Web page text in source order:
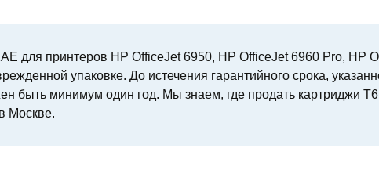
для принтеров HP OfficeJet 6950, HP OfficeJet 6960 Pro, HP
упаковке. До истечения гарантийного срока,
быть минимум один год. Мы знаем, где продать картриджи
Москве.